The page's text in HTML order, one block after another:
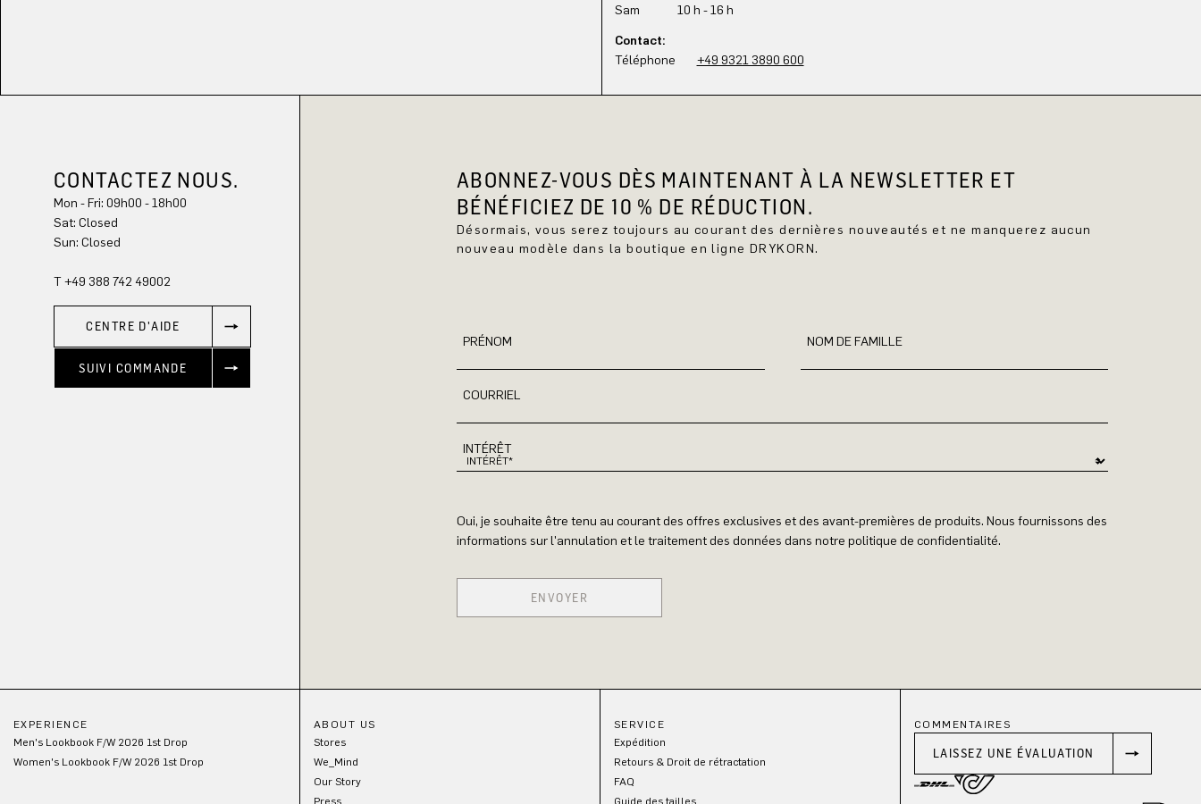
Sam 10 h - 16 h
Contact:
Téléphone +49 9321 3890 600
CONTACTEZ NOUS.
Mon - Fri: 09h00 - 18h00
Sat: Closed
Sun: Closed
T +49 388 742 49002
CENTRE D'AIDE
SUIVI COMMANDE
ABONNEZ-VOUS DÈS MAINTENANT À LA NEWSLETTER ET
BÉNÉFICIEZ DE 10 % DE RÉDUCTION.
Désormais, vous serez toujours au courant des dernières nouveautés et ne manquerez aucun
nouveau modèle dans la boutique en ligne DRYKORN.
PRÉNOM NOM DE FAMILLE
COURRIEL
INTÉRÊT
Oui, je souhaite être tenu au courant des offres exclusives et des avant-premières de produits. Nous fournissons des
informations sur l'annulation et le traitement des données dans notre politique de confidentialité.
ENVOYER
EXPERIENCE
Men's Lookbook F/W 2026 1st Drop
Women's Lookbook F/W 2026 1st Drop
ABOUT US
Stores
We_Mind
Our Story
Press
SERVICE
Expédition
Retours & Droit de rétractation
FAQ
Guide des tailles
COMMENTAIRES
LAISSEZ UNE ÉVALUATION